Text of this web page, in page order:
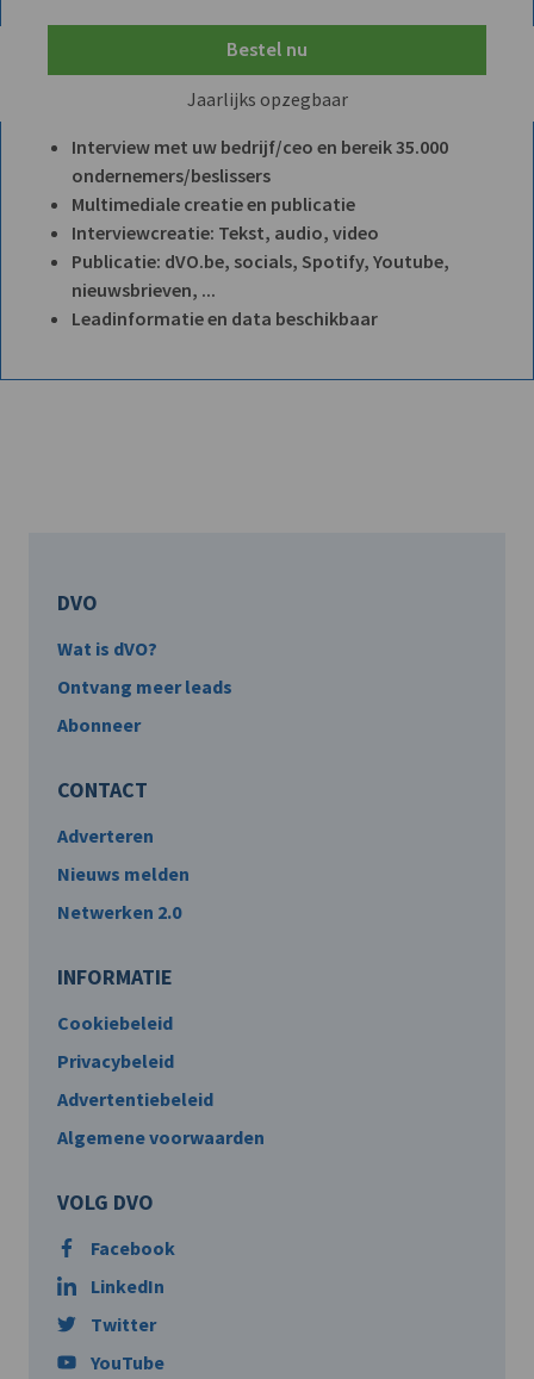
Bestel nu
Jaarlijks opzegbaar
Interview met uw bedrijf/ceo en bereik 35.000
ondernemers/beslissers
Multimediale creatie en publicatie
Interviewcreatie: Tekst, audio, video
Publicatie: dVO.be, socials, Spotify, Youtube,
nieuwsbrieven, ...
Leadinformatie en data beschikbaar
DVO
Wat is dVO?
Ontvang meer leads
Abonneer
CONTACT
Adverteren
Nieuws melden
Netwerken 2.0
INFORMATIE
Cookiebeleid
Privacybeleid
Advertentiebeleid
Algemene voorwaarden
VOLG DVO
Facebook
LinkedIn
Twitter
YouTube